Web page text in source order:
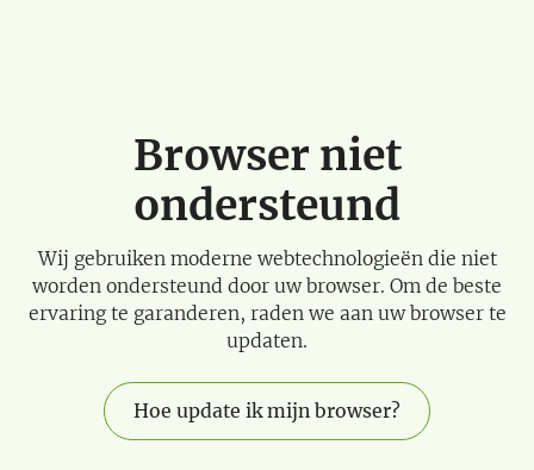
Browser niet
ondersteund
Wij gebruiken moderne webtechnologieën die niet
worden ondersteund door uw browser. Om de beste
ervaring te garanderen, raden we aan uw browser te
updaten.
Hoe update ik mijn browser?